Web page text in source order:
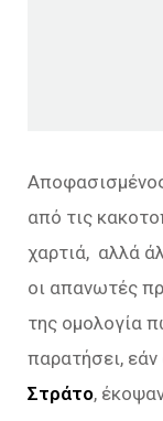
από τις
χαρτιά, αλλά
οι απανωτές
της ομολογία
παρατήσει, εάν
Στράτο,